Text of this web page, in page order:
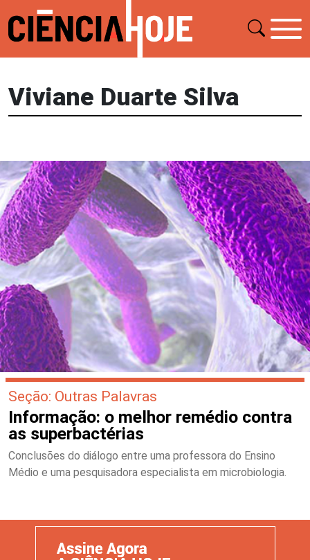
Viviane Duarte Silva
Seção: Outras Palavras
Informação: o melhor remédio contra
as superbactérias
Conclusões do diálogo entre uma professora do Ensino
Médio e uma pesquisadora especialista em microbiologia.